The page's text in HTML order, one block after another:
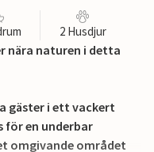
2 Husdjur
nära naturen i detta
gäster i ett vackert
för en underbar
omgivande området